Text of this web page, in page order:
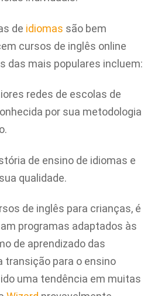
de idiomas são bem
cursos de inglês online
das mais populares incluem:
redes de escolas de
por sua metodologia
de ensino de idiomas e
qualidade.
de inglês para crianças, é
programas adaptados às
de aprendizado das
transição para o ensino
uma tendência em muitas